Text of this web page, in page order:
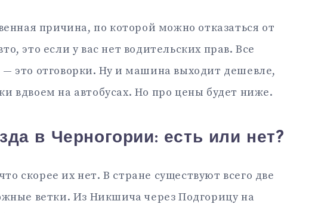
причина, по которой можно отказаться от
это если у вас нет водительских прав. Все
— это отговорки. Ну и машина выходит дешевле,
вдвоем на автобусах. Но про цены будет ниже.
в Черногории: есть или нет?
скорее их нет. В стране существуют всего две
ветки. Из Никшича через Подгорицу на